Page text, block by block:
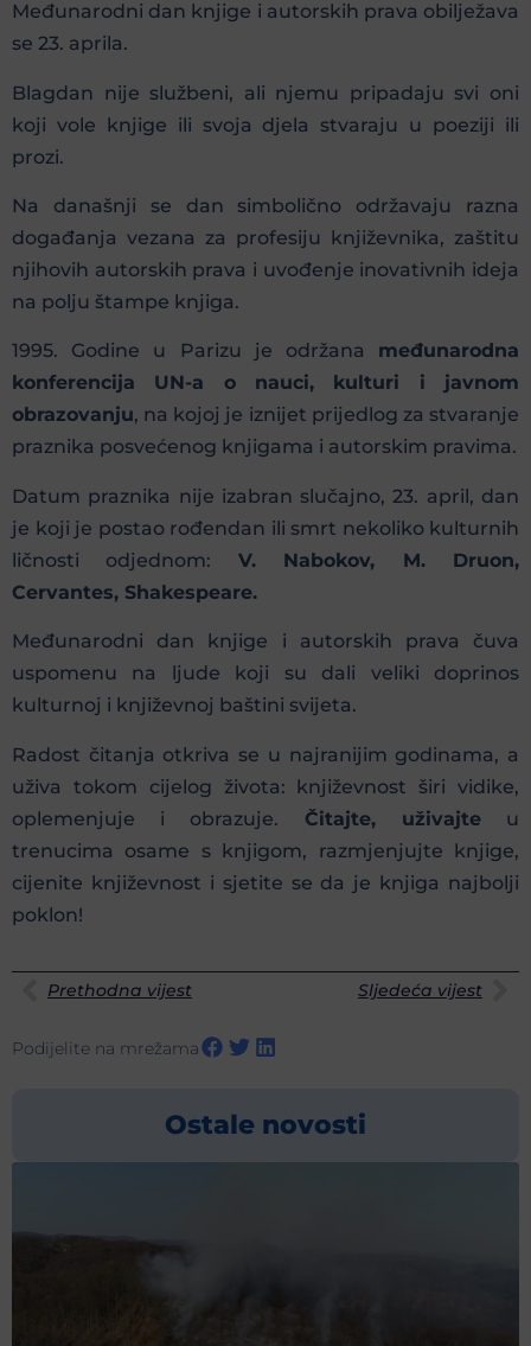
Međunarodni dan knjige i autorskih prava obilježava
se 23. aprila.
Blagdan nije službeni, ali njemu pripadaju svi oni
koji vole knjige ili svoja djela stvaraju u poeziji ili
prozi.
Na današnji se dan simbolično održavaju razna
događanja vezana za profesiju književnika, zaštitu
njihovih autorskih prava i uvođenje inovativnih ideja
na polju štampe knjiga.
1995. Godine u Parizu je održana međunarodna
konferencija UN-a o nauci, kulturi i javnom
obrazovanju, na kojoj je iznijet prijedlog za stvaranje
praznika posvećenog knjigama i autorskim pravima.
Datum praznika nije izabran slučajno, 23. april, dan
je koji je postao rođendan ili smrt nekoliko kulturnih
ličnosti odjednom: V. Nabokov, M. Druon,
Cervantes, Shakespeare.
Međunarodni dan knjige i autorskih prava čuva
uspomenu na ljude koji su dali veliki doprinos
kulturnoj i književnoj baštini svijeta.
Radost čitanja otkriva se u najranijim godinama, a
uživa tokom cijelog života: književnost širi vidike,
oplemenjuje i obrazuje. Čitajte, uživajte u
trenucima osame s knjigom, razmjenjujte knjige,
cijenite književnost i sjetite se da je knjiga najbolji
poklon!
Prethodna vijest Sljedeća vijest
Podijelite na mrežama
Ostale novosti